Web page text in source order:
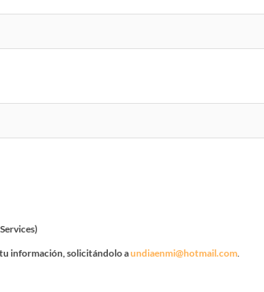
información, solicitándolo aundiaenmi@hotmail.com.